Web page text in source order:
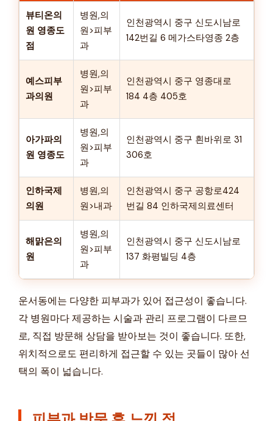
뷰티온의
원 영종도
점
병원,의
원>피부
과
인천광역시 중구 신도시남로
142번길 6 메가스타영종 2층
예스피부
과의원
병원,의
원>피부
과
인천광역시 중구 영종대로
184 4층 405호
아가파의
원 영종도
병원,의
원>피부
과
인천광역시 중구 흰바위로 31
306호
인하국제
의원
병원,의
원>내과
인천광역시 중구 공항로424
번길 84 인하국제의료센터
해맑은의
원
병원,의
원>피부
과
인천광역시 중구 신도시남로
137 화평빌딩 4층
운서동에는 다양한 피부과가 있어 접근성이 좋습니다.
각 병원마다 제공하는 시술과 관리 프로그램이 다르므
로, 직접 방문해 상담을 받아보는 것이 좋습니다. 또한,
위치적으로도 편리하게 접근할 수 있는 곳들이 많아 선
택의 폭이 넓습니다.